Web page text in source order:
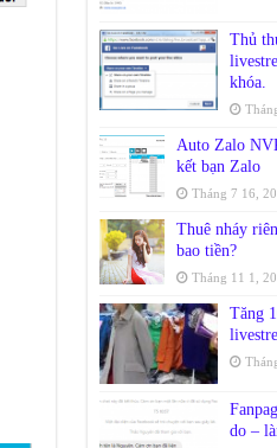
Thủ
khóa.
Auto Zalo
kết bạn Zalo
Tháng 7 16,
Thuê nháy
bao tiền?
Tháng 11 1,
Tăng
do –